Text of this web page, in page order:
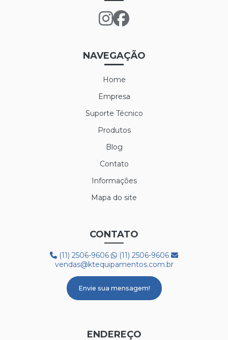
LUVA NYLON PARA CAMARA FRIA
LUVA POLIFLEX BRANCA
MEIÃO EM LÃ PARA CAMARA FRIA
PROTETOR AUDITIVO AGENA SPR
BOTA 50C32 FRIG
BOTA COM FORRO LÃ REF. HGS
BOTA PVC COM FORRO DE LÃ
NAVEGAÇÃO
Home
Empresa
Suporte Técnico
Produtos
Blog
Contato
Informações
Mapa do site
CONTATO
(11) 2506-9606
(11) 2506-9606
vendas@ktequipamentos.com.br
Envie sua mensagem!
ENDEREÇO